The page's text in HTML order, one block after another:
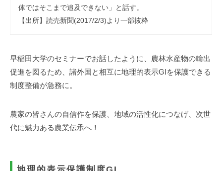
体ではそこまで追及できない」と話す。
【出所】読売新聞(2017/2/3)より一部抜粋
早稲田大学のセミナーでお話したように、農林水産物の輸出
促進を図るため、諸外国と相互に地理的表示GIを保護できる
制度整備が急務に。
農家の皆さんの自信作を保護、地域の活性化につなげ、次世
代に魅力ある農業伝承へ！